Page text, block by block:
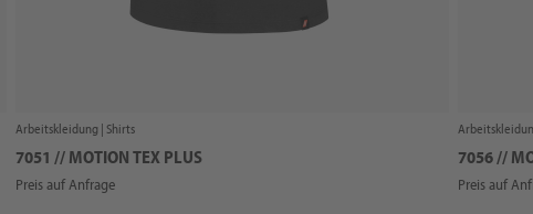
Arbeitskleidung | Shirts
7051 // MOTION TEX PLUS
Preis auf Anfrage
7056 //
Preis auf